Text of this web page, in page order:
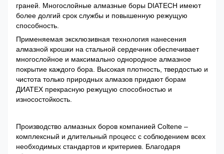
граней. Многослойные алмазные боры DIATECH имеют
более долгий срок службы и повышенную режущую
способность.
Применяемая эксклюзивная технология нанесения
алмазной крошки на стальной сердечник обеспечивает
многослойное и максимально однородное алмазное
покрытие каждого бора. Высокая плотность, твердостью и
чистота только природных алмазов придают борам
ДИАТЕХ прекрасную режущую способностью и
износостойкость.
Производство алмазных боров компанией Coltene –
комплексный и длительный процесс с соблюдением всех
необходимых стандартов и критериев. Благодаря